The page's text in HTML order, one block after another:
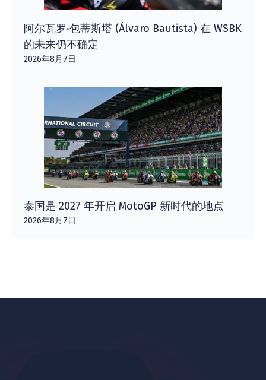
阿尔瓦罗·包蒂斯塔 (Álvaro Bautista) 在 WSBK
的未来仍不确定
2026年8月7日
泰国是 2027 年开启 MotoGP 新时代的地点
2026年8月7日